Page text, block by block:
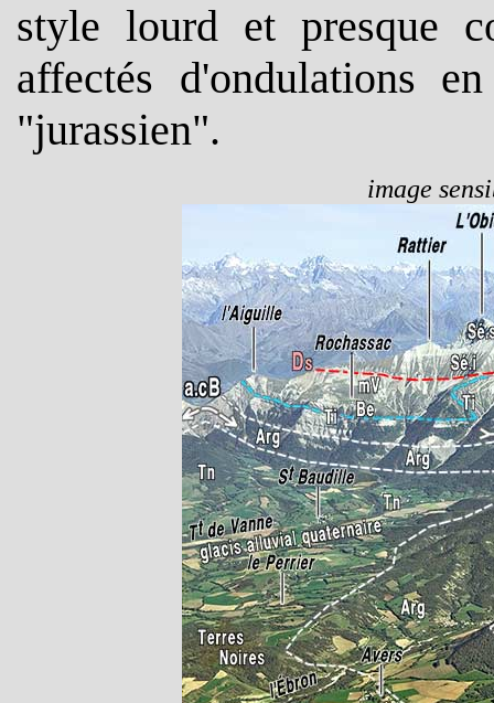
style lourd et presque
affectés d'ondulations
"jurassien".
image